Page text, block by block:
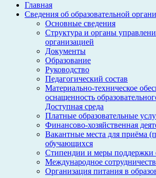
Главная
Сведения об образовательной
Основные сведения
Структура и органы
организацией
Документы
Образование
Руководство
Педагогический состав
Материально-техническое
оснащенность
Доступная среда
Платные образовательные
Финансово-хозяйственная
Вакантные места для приёма
обучающихся
Стипендии и меры поддержки
Международное
Организация питания в